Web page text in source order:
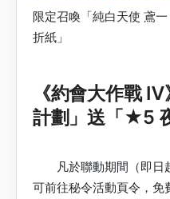
限定召喚「純白天使 鳶一
折紙」
《約會大作戰
計劃」送「★5
凡於聯動期間（即日
可前往秘令活動頁令，